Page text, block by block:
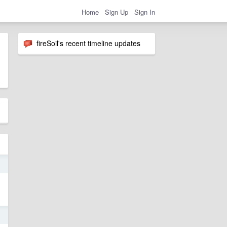
Home Sign Up Sign In
fireSoil's recent timeline updates